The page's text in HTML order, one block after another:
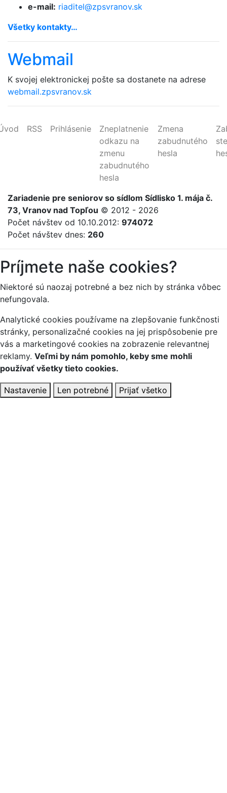
e-mail: riaditel@zpsvranov.sk
Všetky kontakty…
Webmail
K svojej elektronickej pošte sa dostanete na adrese
webmail.zpsvranov.sk
RSS Prihlásenie
Zneplatnenie
odkazu na
zmenu
zabudnutého
hesla
Zmena
zabudnutého
hesla
ste
Zariadenie pre seniorov so sídlom Sídlisko 1. mája č.
73, Vranov nad Topľou © 2012 - 2026
Počet návštev od 10.10.2012: 974072
Počet návštev dnes: 260
Príjmete naše cookies?
Niektoré sú naozaj potrebné a bez nich by stránka vôbec
nefungovala.
Analytické cookies používame na zlepšovanie funkčnosti
stránky, personalizačné cookies na jej prispôsobenie pre
vás a marketingové cookies na zobrazenie relevantnej
reklamy. Veľmi by nám pomohlo, keby sme mohli
používať všetky tieto cookies.
Nastavenie Len potrebné Prijať všetko